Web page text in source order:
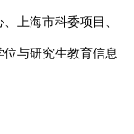
、上海市科委项目 、
与研究生教育信息